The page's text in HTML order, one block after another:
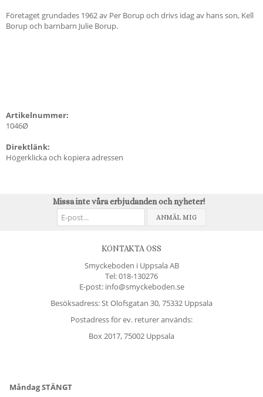
Företaget grundades 1962 av Per Borup och drivs idag av hans son, Kell
Borup och barnbarn Julie Borup.
Artikelnummer:
1046Ø
Direktlänk:
Högerklicka och kopiera adressen
Missa inte våra erbjudanden och nyheter!
ANMÄL MIG
KONTAKTA OSS
Smyckeboden i Uppsala AB
Tel:018-130276
E-post: info@smyckeboden.se
Besöksadress: St Olofsgatan 30, 75332 Uppsala
Postadress för ev. returer används:
Box 2017, 75002 Uppsala
Måndag STÄNGT